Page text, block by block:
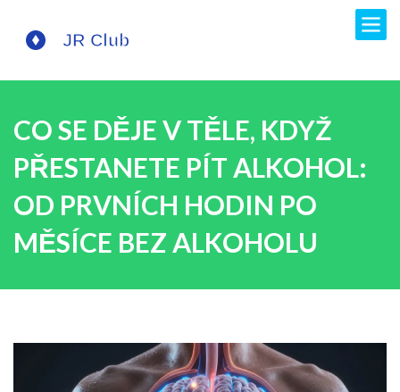
CO SE DĚJE V TĚLE, KDYŽ
PŘESTANETE PÍT ALKOHOL:
OD PRVNÍCH HODIN PO
MĚSÍCE BEZ ALKOHOLU